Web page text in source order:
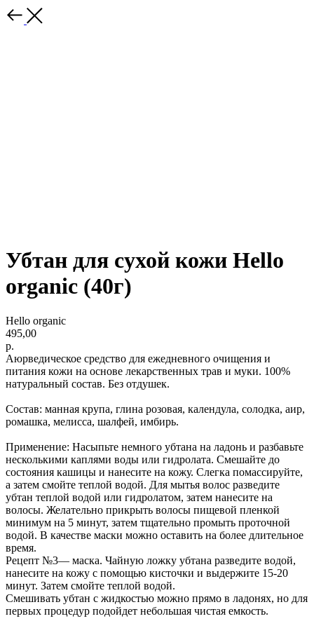
Убтан для сухой кожи Hello
organic (40г)
Hello organic
495,00
р.
Аюрведическое средство для ежедневного очищения и
питания кожи на основе лекарственных трав и муки. 100%
натуральный состав. Без отдушек.
Состав: манная крупа, глина розовая, календула, солодка, аир,
ромашка, мелисса, шалфей, имбирь.
Применение: Насыпьте немного убтана на ладонь и разбавьте
несколькими каплями воды или гидролата. Смешайте до
состояния кашицы и нанесите на кожу. Слегка помассируйте,
а затем смойте теплой водой. Для мытья волос разведите
убтан теплой водой или гидролатом, затем нанесите на
волосы. Желательно прикрыть волосы пищевой пленкой
минимум на 5 минут, затем тщательно промыть проточной
водой. В качестве маски можно оставить на более длительное
время.
Рецепт №3— маска. Чайную ложку убтана разведите водой,
нанесите на кожу с помощью кисточки и выдержите 15-20
минут. Затем смойте теплой водой.
Смешивать убтан с жидкостью можно прямо в ладонях, но для
первых процедур подойдет небольшая чистая емкость.